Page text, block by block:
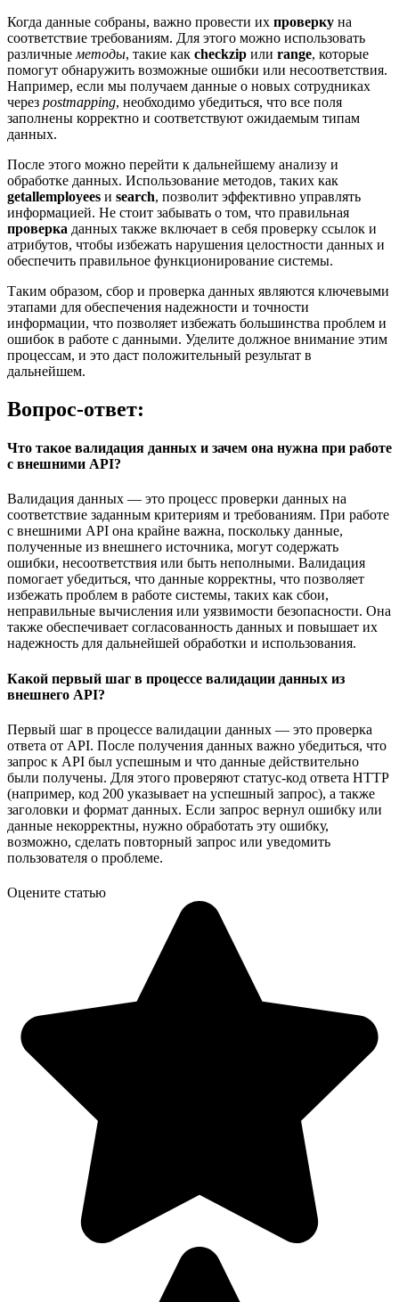
Когда данные собраны, важно провести их проверку на
соответствие требованиям. Для этого можно использовать
различные методы, такие как checkzip или range, которые
помогут обнаружить возможные ошибки или несоответствия.
Например, если мы получаем данные о новых сотрудниках
через postmapping, необходимо убедиться, что все поля
заполнены корректно и соответствуют ожидаемым типам
данных.
После этого можно перейти к дальнейшему анализу и
обработке данных. Использование методов, таких как
getallemployees и search, позволит эффективно управлять
информацией. Не стоит забывать о том, что правильная
проверка данных также включает в себя проверку ссылок и
атрибутов, чтобы избежать нарушения целостности данных и
обеспечить правильное функционирование системы.
Таким образом, сбор и проверка данных являются ключевыми
этапами для обеспечения надежности и точности
информации, что позволяет избежать большинства проблем и
ошибок в работе с данными. Уделите должное внимание этим
процессам, и это даст положительный результат в
дальнейшем.
Вопрос-ответ:
Что такое валидация данных и зачем она нужна при работе
с внешними API?
Валидация данных — это процесс проверки данных на
соответствие заданным критериям и требованиям. При работе
с внешними API она крайне важна, поскольку данные,
полученные из внешнего источника, могут содержать
ошибки, несоответствия или быть неполными. Валидация
помогает убедиться, что данные корректны, что позволяет
избежать проблем в работе системы, таких как сбои,
неправильные вычисления или уязвимости безопасности. Она
также обеспечивает согласованность данных и повышает их
надежность для дальнейшей обработки и использования.
Какой первый шаг в процессе валидации данных из
внешнего API?
Первый шаг в процессе валидации данных — это проверка
ответа от API. После получения данных важно убедиться, что
запрос к API был успешным и что данные действительно
были получены. Для этого проверяют статус-код ответа HTTP
(например, код 200 указывает на успешный запрос), а также
заголовки и формат данных. Если запрос вернул ошибку или
данные некорректны, нужно обработать эту ошибку,
возможно, сделать повторный запрос или уведомить
пользователя о проблеме.
Оцените статью